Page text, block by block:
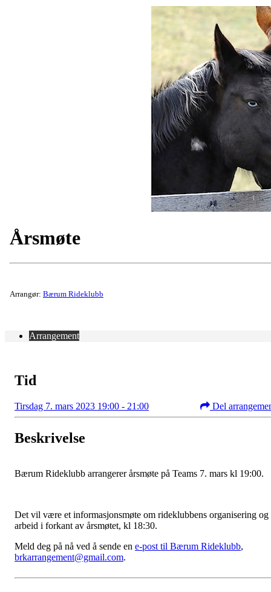
Årsmøte
Arrangør: Bærum Rideklubb
Arrangement
Tid
Tirsdag 7. mars 2023 19:00 - 21:00 Del
Beskrivelse
Bærum Rideklubb arrangerer årsmøte på Teams 7. mars kl 19:00.
Det vil være et informasjonsmøte om rideklubbens organisering og
arbeid i forkant av årsmøtet, kl 18:30.
Meld deg på nå ved å sende en e-post til Bærum Rideklubb,
brkarrangement@gmail.com.